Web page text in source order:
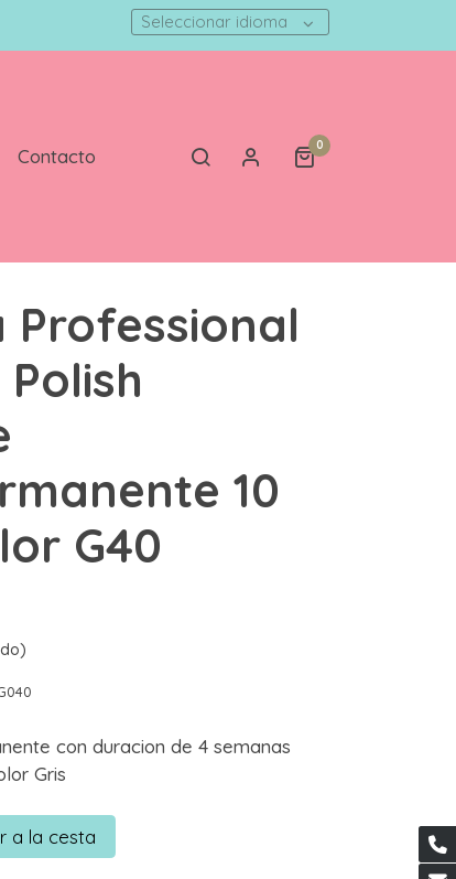
Seleccionar idioma
Contacto 0
Professional
10
G40
con duracion de 4 semanas
Gris
a la cesta